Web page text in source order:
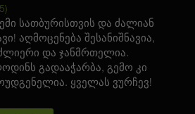
)
სათბურისთვის და ძალიან
აღმოცენება შესანიშნავია,
და ჯანმრთელია.
გადააჭარბა, გემო კი
ყველას ვურჩევ!